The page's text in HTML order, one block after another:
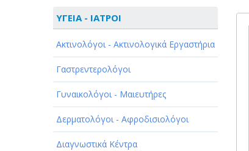
ΑΘΛΗΤΙΣΜΟΣ
ΑΥΤΟΚΙΝΗΤΑ - ΜΗΧΑΝΕΣ - ΣΚΑΦΗ
ΔΙΑΣΚΕΔΑΣΗ - ΨΥΧΑΓΩΓΙΑ - ΤΕΧΝΕΣ
ΔΙΑΦΗΜΙΣΗ - ΜΜΕ
ΕΚΚΛΗΣΙΕΣ - ΦΙΛΑΝΘΡΩΠΙΚΑ
ΣΩΜΑΤΕΙΑ
ΥΓΕΙΑ - ΙΑΤΡΟΙ
Ακτινολόγοι - Ακτινολογικά Εργαστήρια
Γαστρεντερολόγοι
Γυναικολόγοι - Μαιευτήρες
Δερματολόγοι - Αφροδισιολόγοι
Διαγνωστικά Κέντρα